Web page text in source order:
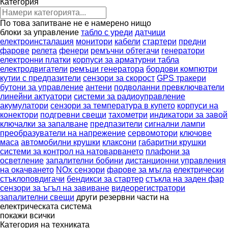
По това запитване не е намерено нищо
блоки за управление табло с уреди датчици
електроинсталация монитори кабели стартери предни
фарове релета фенери ремъчни обтегачи генератори
електронни платки корпуси за арматурни табла
електродвигатели ремъци генератора бордови компютри
кутии с предпазители сензори за скорост GPS тракери
бутони за управление антени подволанни превключватели
линейни актуатори системи за радиоуправление
акумулатори сензори за температура в купето корпуси на
конектори подгревни свещи тахометри индикатори за завой
ключалки за запалване предпазители сигнални лампи
преобразуватели на напрежение сервомотори ключове
маса автомобилни крушки клаксони габаритни крушки
системи за контрол на натоварването плафони за
осветление запалителни бобини дистанционни управления
на окачването NOx сензори фарове за мъгла електрически
стъклоповдигачи бендикси за стартер стъкла на заден фар
сензори за ъгъл на завиване видеорегистратори
запалителни свещи други резервни части на
електрическата система
покажи всички
Категория на техниката